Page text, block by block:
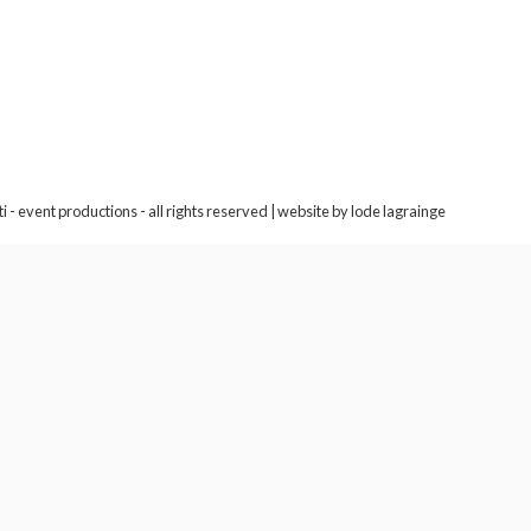
- event productions - all rights reserved | website by lode lagrainge